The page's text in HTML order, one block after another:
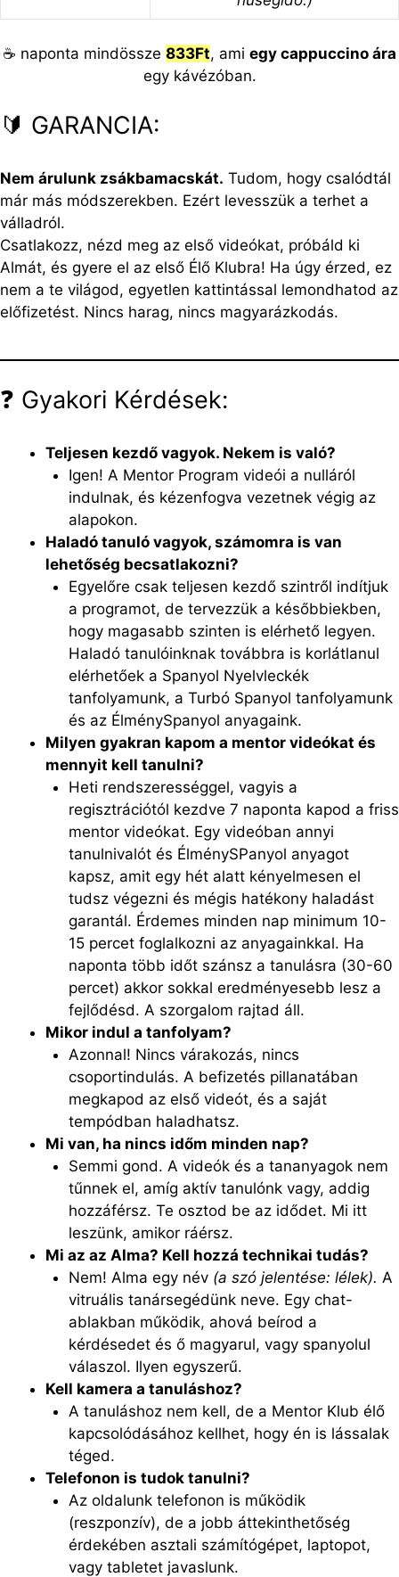
☕ naponta mindössze 833Ft, ami egy cappuccino ára
egy kávézóban.
🔰 GARANCIA:
Nem árulunk zsákbamacskát. Tudom, hogy csalódtál
már más módszerekben. Ezért levesszük a terhet a
válladról.
Csatlakozz, nézd meg az első videókat, próbáld ki
Almát, és gyere el az első Élő Klubra! Ha úgy érzed, ez
nem a te világod, egyetlen kattintással lemondhatod az
előfizetést. Nincs harag, nincs magyarázkodás.
❓ Gyakori Kérdések:
Teljesen kezdő vagyok. Nekem is való?
Igen! A Mentor Program videói a nulláról
indulnak, és kézenfogva vezetnek végig az
alapokon.
Haladó tanuló vagyok, számomra is van
lehetőség becsatlakozni?
Egyelőre csak teljesen kezdő szintről indítjuk
a programot, de tervezzük a későbbiekben,
hogy magasabb szinten is elérhető legyen.
Haladó tanulóinknak továbbra is korlátlanul
elérhetőek a Spanyol Nyelvleckék
tanfolyamunk, a Turbó Spanyol tanfolyamunk
és az ÉlménySpanyol anyagaink.
Milyen gyakran kapom a mentor videókat és
mennyit kell tanulni?
Heti rendszerességgel, vagyis a
regisztrációtól kezdve 7 naponta kapod a friss
mentor videókat. Egy videóban annyi
tanulnivalót és ÉlménySPanyol anyagot
kapsz, amit egy hét alatt kényelmesen el
tudsz végezni és mégis hatékony haladást
garantál. Érdemes minden nap minimum 10-
15 percet foglalkozni az anyagainkkal. Ha
naponta több időt szánsz a tanulásra (30-60
percet) akkor sokkal eredményesebb lesz a
fejlődésd. A szorgalom rajtad áll.
Mikor indul a tanfolyam?
Azonnal! Nincs várakozás, nincs
csoportindulás. A befizetés pillanatában
megkapod az első videót, és a saját
tempódban haladhatsz.
Mi van, ha nincs időm minden nap?
Semmi gond. A videók és a tananyagok nem
tűnnek el, amíg aktív tanulónk vagy, addig
hozzáférsz. Te osztod be az idődet. Mi itt
leszünk, amikor ráérsz.
Mi az az Alma? Kell hozzá technikai tudás?
Nem! Alma egy név (a szó jelentése: lélek). A
vitruális tanársegédünk neve. Egy chat-
ablakban működik, ahová beírod a
kérdésedet és ő magyarul, vagy spanyolul
válaszol. Ilyen egyszerű.
Kell kamera a tanuláshoz?
A tanuláshoz nem kell, de a Mentor Klub élő
kapcsolódásához kellhet, hogy én is lássalak
téged.
Telefonon is tudok tanulni?
Az oldalunk telefonon is működik
(reszponzív), de a jobb áttekinthetőség
érdekében asztali számítógépet, laptopot,
vagy tabletet javaslunk.